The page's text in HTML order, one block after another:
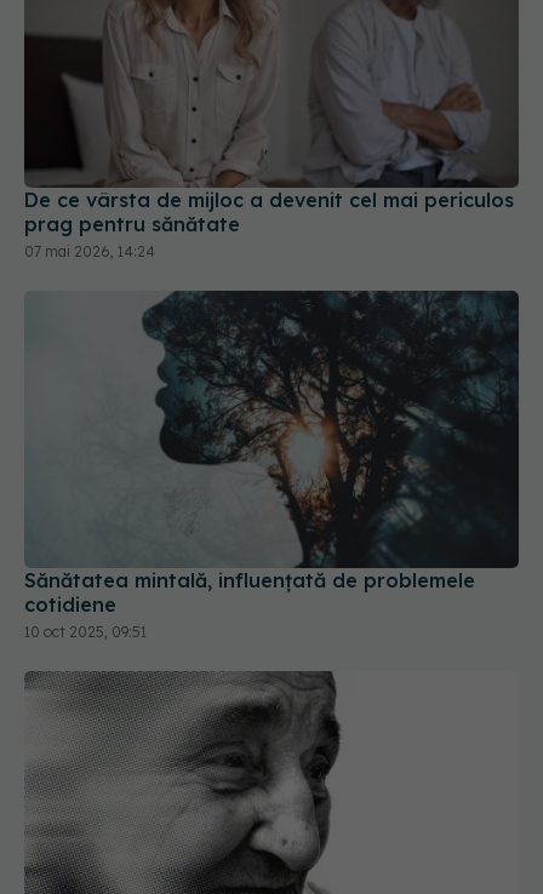
De ce vârsta de mijloc a devenit cel mai periculos
prag pentru sănătate
07 mai 2026, 14:24
Sănătatea mintală, influențată de problemele
cotidiene
10 oct 2025, 09:51